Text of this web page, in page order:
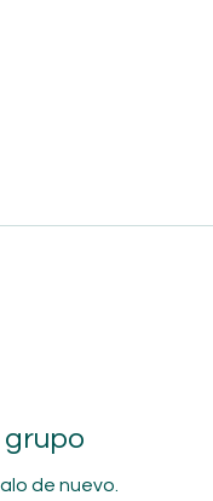
grupo
de nuevo.